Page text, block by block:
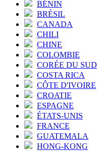
BÉNIN
BRÉSIL
CANADA
CHILI
CHINE
COLOMBIE
CORÉE DU SUD
COSTA RICA
CÔTE D'IVOIRE
CROATIE
ESPAGNE
ÉTATS-UNIS
FRANCE
GUATEMALA
HONG-KONG